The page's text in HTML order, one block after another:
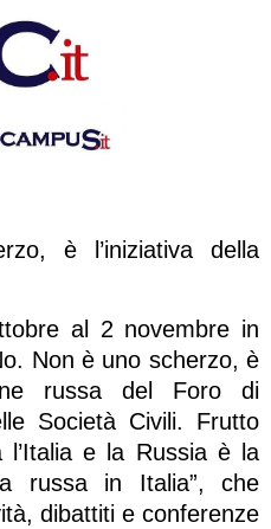
è l’iniziativa della
al 2 novembre in
Non è uno scherzo, è
russa del Foro di
Società Civili. Frutto
l’Italia e la Russia è la
russa in Italia”, che
dibattiti e conferenze